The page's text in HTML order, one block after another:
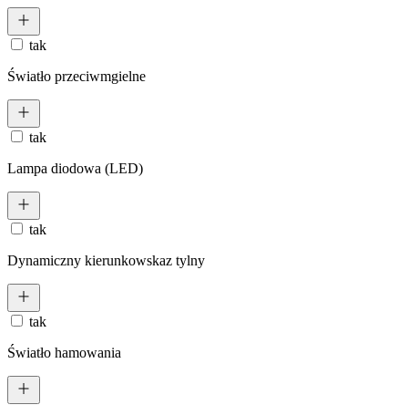
tak
Światło przeciwmgielne
tak
Lampa diodowa (LED)
tak
Dynamiczny kierunkowskaz tylny
tak
Światło hamowania